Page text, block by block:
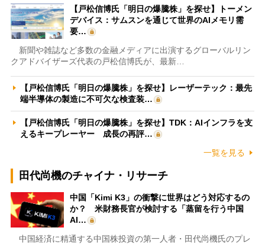
【戸松信博氏「明日の爆騰株」を探せ】トーメン
デバイス：サムスンを通じて世界のAIメモリ需
要…
新聞や雑誌など多数の金融メディアに出演するグローバルリン
クアドバイザーズ代表の戸松信博氏が、最新…
【戸松信博氏「明日の爆騰株」を探せ】レーザーテック：最先
端半導体の製造に不可欠な検査装…
【戸松信博氏「明日の爆騰株」を探せ】TDK：AIインフラを支
えるキープレーヤー 成長の再評…
一覧を見る
田代尚機のチャイナ・リサーチ
中国「Kimi K3」の衝撃に世界はどう対応するの
か？ 米財務長官が検討する「蒸留を行う中国
AI…
中国経済に精通する中国株投資の第一人者・田代尚機氏のプレ